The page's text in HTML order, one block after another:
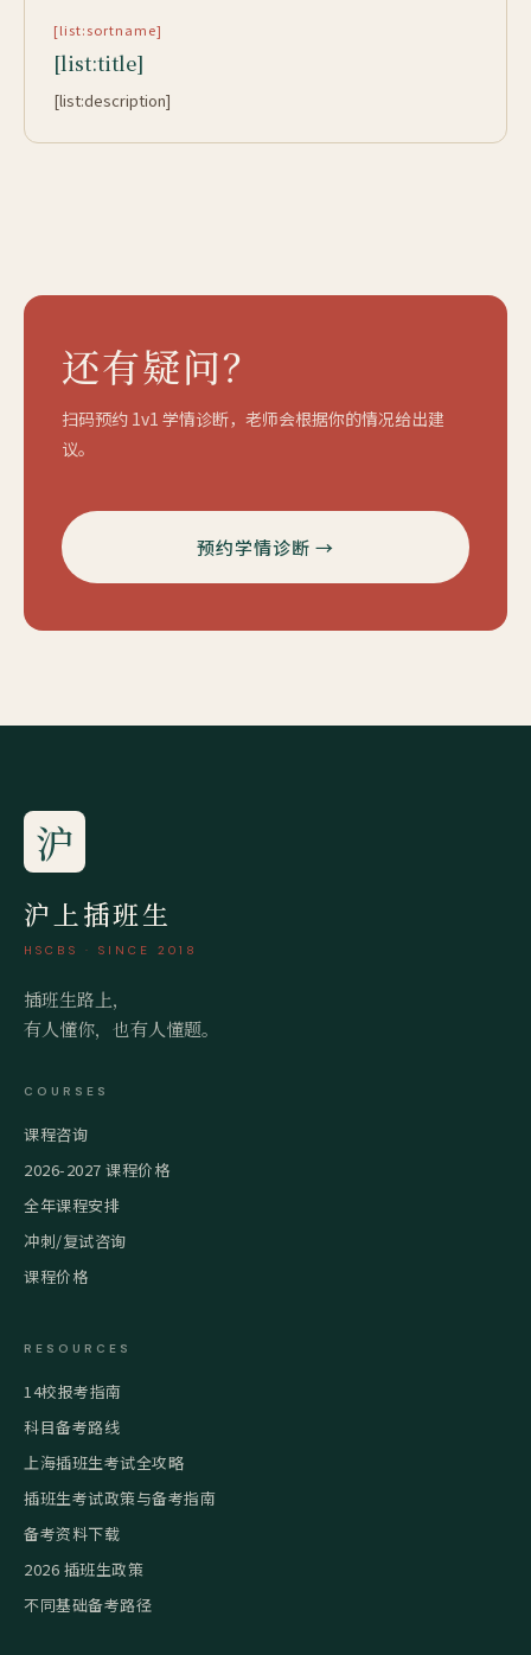
[list:sortname]
[list:title]
[list:description]
还有疑问？
扫码预约 1v1 学情诊断，老师会根据你的情况给出建
议。
预约学情诊断 →
沪
沪上插班生
HSCBS · SINCE 2018
插班生路上，
有人懂你，也有人懂题。
COURSES
课程咨询
2026-2027 课程价格
全年课程安排
冲刺/复试咨询
课程价格
RESOURCES
14校报考指南
科目备考路线
上海插班生考试全攻略
插班生考试政策与备考指南
备考资料下载
2026 插班生政策
不同基础备考路径